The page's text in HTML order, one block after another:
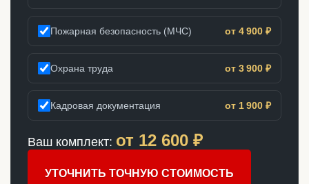
Пожарная безопасность (МЧС) от 4 900 ₽
Охрана труда от 3 900 ₽
Кадровая документация от 1 900 ₽
Ваш комплект: от 12 600 ₽
УТОЧНИТЬ ТОЧНУЮ СТОИМОСТЬ